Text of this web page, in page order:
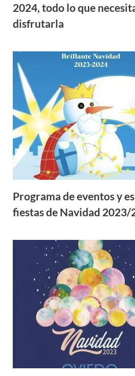
2024, todo lo que
disfrutarla
Programa de eventos y
fiestas de Navidad 2023/